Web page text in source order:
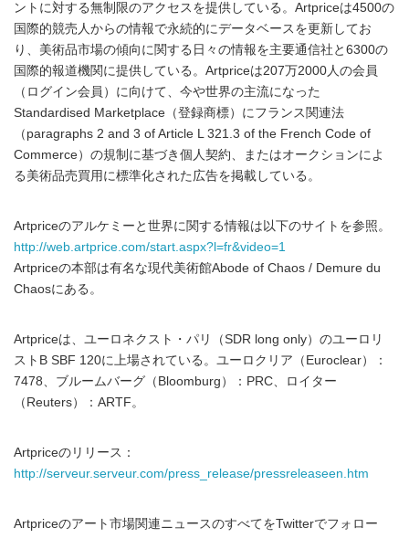
ントに対する無制限のアクセスを提供している。Artpriceは4500の
国際的競売人からの情報で永続的にデータベースを更新してお
り、美術品市場の傾向に関する日々の情報を主要通信社と6300の
国際的報道機関に提供している。Artpriceは207万2000人の会員
（ログイン会員）に向けて、今や世界の主流になった
Standardised Marketplace（登録商標）にフランス関連法
（paragraphs 2 and 3 of Article L 321.3 of the French Code of
Commerce）の規制に基づき個人契約、またはオークションによ
る美術品売買用に標準化された広告を掲載している。
Artpriceのアルケミーと世界に関する情報は以下のサイトを参照。
http://web.artprice.com/start.aspx?l=fr&video=1
Artpriceの本部は有名な現代美術館Abode of Chaos / Demure du
Chaosにある。
Artpriceは、ユーロネクスト・パリ（SDR long only）のユーロリ
ストB SBF 120に上場されている。ユーロクリア（Euroclear）：
7478、ブルームバーグ（Bloomburg）：PRC、ロイター
（Reuters）：ARTF。
Artpriceのリリース：
http://serveur.serveur.com/press_release/pressreleaseen.htm
Artpriceのアート市場関連ニュースのすべてをTwitterでフォロー